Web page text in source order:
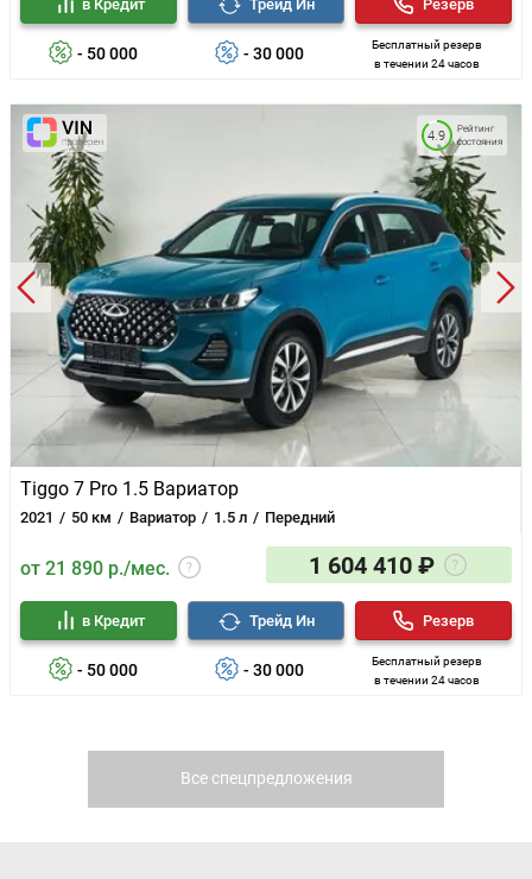
- 50 000
в Кредит
- 30 000
Трейд Ин
Бесплатный резерв
в течении 24 часов
Резерв
Tiggo 7 Pro 1.5 Вариатор
2021 50 км Вариатор 1.5 л Передний
Рейтинг
состояния
4.9
от 21 890 р./мес. 1 604 410 ₽
- 50 000
в Кредит
- 30 000
Трейд Ин
Бесплатный резерв
в течении 24 часов
Резерв
Все спецпредложения